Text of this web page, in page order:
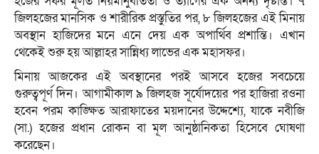
জিলহজের মানসিক ও শারীরিক প্রস্তুতির পর, ৮ জিলহজের এই মিনায়
অবস্থান হাজিদের মনে এনে দেয় এক অপার্থিব প্রশান্তি। এখান
থেকেই শুরু হয় আল্লাহর সান্নিধ্য লাভের এক মহাসফর।
মিনায় আজকের এই অবস্থানের পরই আসবে হজের সবচেয়ে
গুরুত্বপূর্ণ দিন। আগামীকাল ৯ জিলহজ সূর্যোদয়ের পর হাজিরা রওনা
হবেন পরম কাঙ্ক্ষিত আরাফাতের ময়দানের উদ্দেশ্যে, যাকে নবীজি
(সা.) হজের প্রধান রোকন বা মূল আনুষ্ঠানিকতা হিসেবে ঘোষণা
করেছেন।